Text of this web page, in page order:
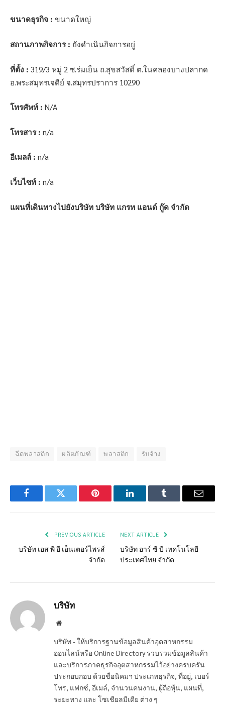
ขนาดธุรกิจ : ขนาดใหญ่
สถานภาพกิจการ : ยังดำเนินกิจการอยู่
ที่ตั้ง : 319/3 หมู่ 2 ซ.ร่มเย็น ถ.สุขสวัสดิ์ ต.ในคลองบางปลากด
อ.พระสมุทรเจดีย์ จ.สมุทรปราการ 10290
โทรศัพท์ : N/A
โทรสาร : n/a
อีเมลล์ : n/a
เว็บไซท์ : n/a
แผนที่เดินทางไปยังบริษัท บริษัท แกรท แอนด์ กู๊ด จำกัด
ฉีดพลาสติก ผลิตภัณฑ์ พลาสติก รับจ้าง
FacebookTwitter Pinterest LinkedInTumblr Email
PREVIOUS ARTICLE
บริษัท เอส พี อี เอ็นเตอร์ไพรส์
จำกัด
NEXT ARTICLE
บริษัท อาร์ ซี บี เทคโนโลยี
ประเทศไทย จำกัด
บริษัท
Website
บริษัท - ให้บริการฐานข้อมูลสินค้าอุตสาหกรรม
ออนไลน์หรือ Online Directory รวบรวมข้อมูลสินค้า
และบริการภาคธุรกิจอุตสาหกรรมไว้อย่างครบครัน
ประกอบกอบ ด้วยชื่อนิคมฯ ประเภทธุรกิจ, ที่อยู่, เบอร์
โทร, แฟกซ์, อีเมล์, จำนวนคนงาน, ผู้ถือหุ้น, แผนที่,
ระยะทาง และ โซเชียลมีเดีย ต่าง ๆ